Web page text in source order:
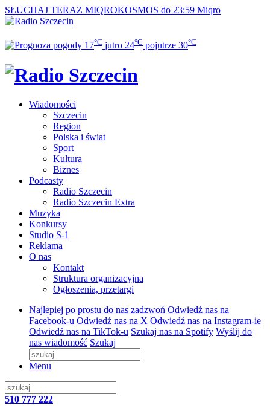
SŁUCHAJ TERAZ MIQROKOSMOS do 23:59 Miqro
17°C jutro 24°C pojutrze 30°C
Wiadomości
Szczecin
Region
Polska i świat
Sport
Kultura
Biznes
Podcasty
Radio Szczecin
Radio Szczecin Extra
Muzyka
Konkursy
Studio S-1
Reklama
O nas
Kontakt
Struktura organizacyjna
Ogłoszenia, przetargi
Najlepiej po prostu do nas zadzwoń Odwiedź nas na
Facebook-u Odwiedź nas na X Odwiedź nas na Instagram-ie
Odwiedź nas na TikTok-u Szukaj nas na Spotify Wyślij do
nas wiadomość Szukaj
Menu
510 777 222